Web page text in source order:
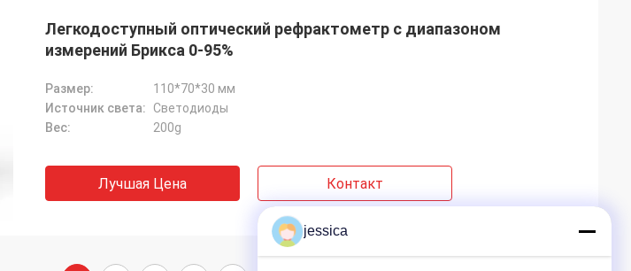
Легкодоступный оптический рефрактометр с диапазоном
измерений Брикса 0-95%
Размер:
110*70*30 мм
Источник света:
Светодиоды
Вес:
200g
Лучшая Цена Контакт
jessica